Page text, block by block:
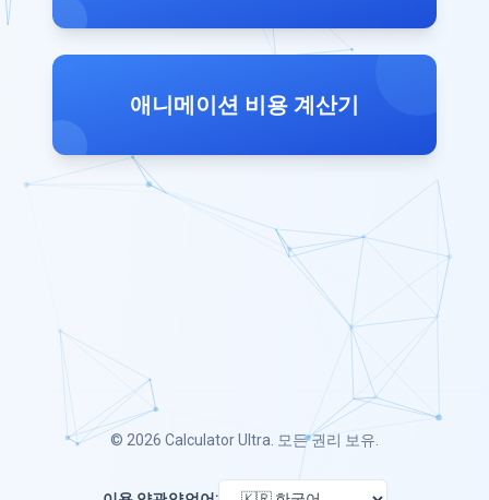
애니메이션 비용 계산기
© 2026 Calculator Ultra . 모든 권리 보유.